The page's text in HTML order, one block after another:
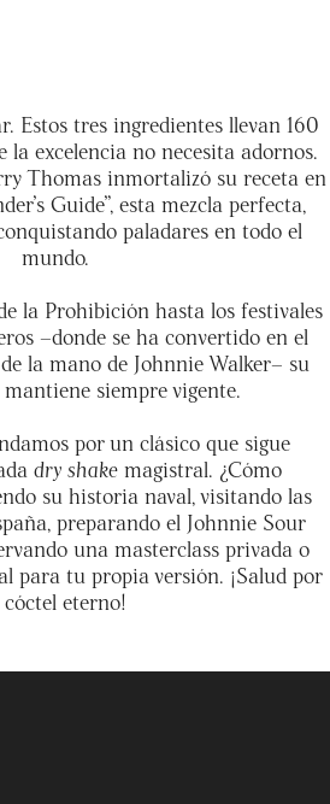
Estos tres ingredientes llevan 160
la excelencia no necesita adornos.
Thomas inmortalizó su receta en
Guide”, esta mezcla perfecta,
paladares en todo el
mundo.
la Prohibición hasta los festivales
–donde se ha convertido en el
la mano de Johnnie Walker– su
siempre vigente.
por un clásico que sigue
dry shakemagistral. ¿Cómo
su historia naval, visitando las
preparando el Johnnie Sour
una masterclass privada o
para tu propia versión. ¡Salud por
cóctel eterno!